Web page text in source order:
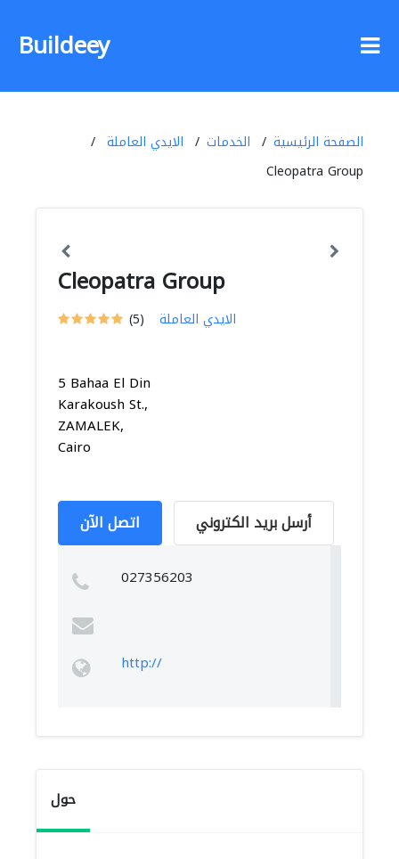
Buildeey
الصفحة الرئيسية الخدمات
الايدي العاملة
Cleopatra Group
Cleopatra Group
(5) الايدي العاملة
5 Bahaa El Din
Karakoush St.,
ZAMALEK,
Cairo
اتصل الآن أرسل بريد الكتروني
027356203
http://
حول